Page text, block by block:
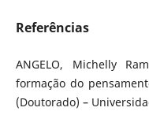
Referências
ANGELO, Michelly
formação do
(Doutorado) –